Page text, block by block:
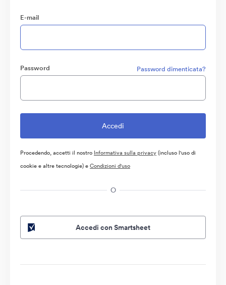
E-mail
Password Password dimenticata?
Procedendo, accetti il nostro Informativa sulla privacy(incluso l'uso di
cookie e altre tecnologie) eCondizioni d'uso
O
Accedi con Smartsheet